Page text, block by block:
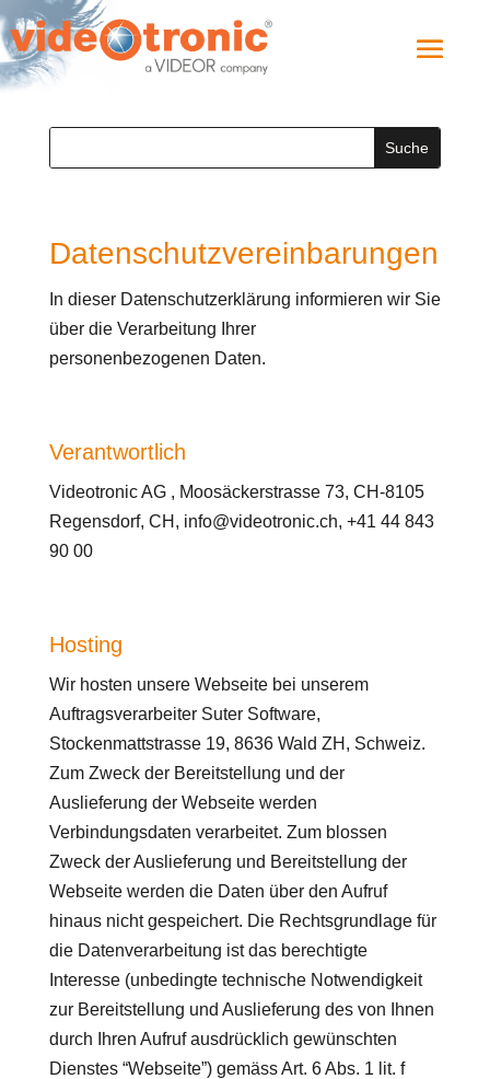
Datenschutzvereinbarungen
In dieser Datenschutzerklärung informieren wir Sie
über die Verarbeitung Ihrer
personenbezogenen Daten.
Verantwortlich
Videotronic AG , Moosäckerstrasse 73, CH-8105
Regensdorf, CH, info@videotronic.ch, +41 44 843
90 00
Hosting
Wir hosten unsere Webseite bei unserem
Auftragsverarbeiter Suter Software,
Stockenmattstrasse 19, 8636 Wald ZH, Schweiz.
Zum Zweck der Bereitstellung und der
Auslieferung der Webseite werden
Verbindungsdaten verarbeitet. Zum blossen
Zweck der Auslieferung und Bereitstellung der
Webseite werden die Daten über den Aufruf
hinaus nicht gespeichert. Die Rechtsgrundlage für
die Datenverarbeitung ist das berechtigte
Interesse (unbedingte technische Notwendigkeit
zur Bereitstellung und Auslieferung des von Ihnen
durch Ihren Aufruf ausdrücklich gewünschten
Dienstes “Webseite”) gemäss Art. 6 Abs. 1 lit. f